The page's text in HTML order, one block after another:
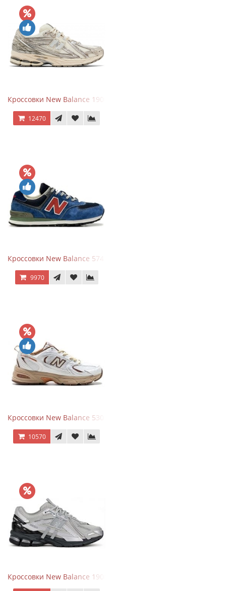
Кроссовки New Balance 1906R Arid Stone
12470
Кроссовки New Balance 574 Blue Black Red синий с красным
9970
Кроссовки New Balance 530 x Niko and... Off White
10570
Кроссовки New Balance 1906 Black Silver Metallic